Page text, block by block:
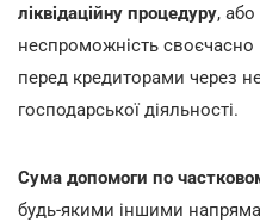
ліквідаційну процедуру,
неспроможність
перед кредиторами через
господарської діяльності.
Сума допомоги по
будь-якими іншими